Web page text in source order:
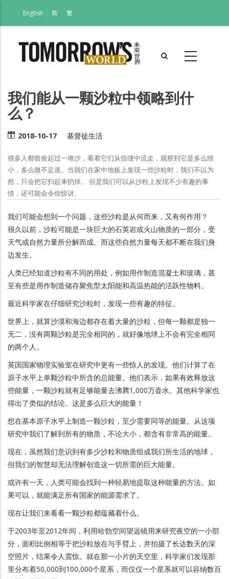
English 简 繁
我们能从一颗沙粒中领略到什
么？
2018-10-17 基督徒生活
很多人都曾捡起过一堆沙，看着它们从指缝中流走，观察到它是多么细
小，多么微不足道。当我们在家中地板上发现一些沙粒时，我们不以为
然，只会把它扫起来扔掉。 但是我们可以从沙粒上发现不少有趣的事
情，还可能会令你惊讶。
我们可能会想到一个问题，这些沙粒是从何而来，又有何作用？
很久以前，沙粒可能是一块巨大的石英岩或火山物质的一部分，受
天气或自然力量所分解而成。而这些自然力量每天都不断在我们身
边发生。
人类已经知道沙粒有不同的用处，例如用作制造混凝土和玻璃，甚
至有些是用作制造储存聚焦型太阳能和高温热能的活跃性物料。
最近科学家在仔细研究沙粒时，发现一些有趣的特征。
世界上，就算沙漠和海边都存在着大量的沙粒，但每一颗都是独一
无二，没有两颗沙粒是完全相同的，就好像地球上不会有完全相同
的两个人。
英国国家物理实验室在研究中更有一些惊人的发现。他们计算了在
原子水平上单颗沙粒中所含的总能量。他们表示，如果有效释放这
些能量，一颗沙粒就有足够能量去沸腾1,000万壶水。其他科学家也
得出了类似的结论。这是多么巨大的能量！
想在基本原子水平上制造一颗沙粒，至少需要同等的能量。从这项
研究中我们了解到所有的物质，不论大小，都含有非常高的能量。
现在，虽然我们意识到有多少沙粒和物质组成我们所生活的地球，
但我们的智慧却无法理解创造这一切所需的巨大能量。
或许有一天，人类可能会找到一种轻易地提取这种能量的方法。如
果可以，就能满足所有国家的能源需求了。
现在让我们来看看一颗沙粒都蕴藏着什么。
于2003年至2012年间，利用哈勃空间望远镜用来研究夜空的一小部
分，面积比例相等于把沙粒放在与手臂上，并拍摄了长达数天的深
空照片，结果令人震惊。就在那一小片的天空里，科学家们发现那
里分布着50,000到100,000个星系，而仅仅一个星系就可以容纳数百